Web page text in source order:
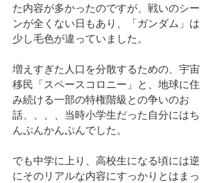
た内容が多かったのですが、戦いのシー
ンが全くない日もあり、「ガンダム」は
少し毛色が違っていました。
増えすぎた人口を分散するための、宇宙
移民「スペースコロニー」と、地球に住
み続ける一部の特権階級との争いのお
話、、、、当時小学生だった自分にはち
んぷんかんぷんでした。
でも中学に上り、高校生になる頃には逆
にそのリアルな内容にすっかりとはまっ